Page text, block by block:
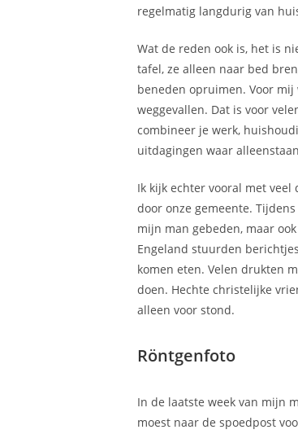
regelmatig langdurig van
Wat de reden ook is, het is
tafel, ze alleen naar bed
beneden opruimen. Voor
weggevallen. Dat is voor
combineer je werk,
uitdagingen waar
Ik kijk echter vooral met
door onze gemeente.
mijn man gebeden, maar
Engeland stuurden
komen eten. Velen drukten
doen. Hechte christelijke
alleen voor stond.
Röntgenfoto
In de laatste week van mijn
moest naar de spoedpost